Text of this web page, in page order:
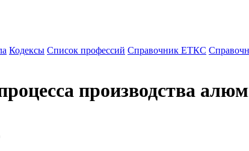
Кодексы Cписок профессий Справочник ЕТКС
производства